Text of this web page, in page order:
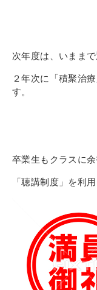
次年度は、いまま
２年次に「積聚治療
す。
卒業生もクラスに
「聴講制度」 を利